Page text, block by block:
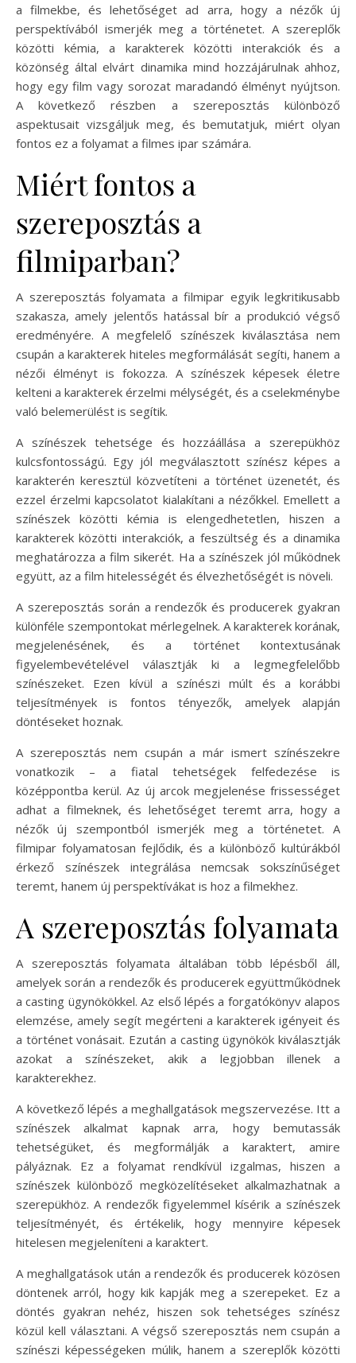
a filmekbe, és lehetőséget ad arra, hogy a nézők új
perspektívából ismerjék meg a történetet. A szereplők
közötti kémia, a karakterek közötti interakciók és a
közönség által elvárt dinamika mind hozzájárulnak ahhoz,
hogy egy film vagy sorozat maradandó élményt nyújtson.
A következő részben a szereposztás különböző
aspektusait vizsgáljuk meg, és bemutatjuk, miért olyan
fontos ez a folyamat a filmes ipar számára.
Miért fontos a
szereposztás a
filmiparban?
A szereposztás folyamata a filmipar egyik legkritikusabb
szakasza, amely jelentős hatással bír a produkció végső
eredményére. A megfelelő színészek kiválasztása nem
csupán a karakterek hiteles megformálását segíti, hanem a
nézői élményt is fokozza. A színészek képesek életre
kelteni a karakterek érzelmi mélységét, és a cselekménybe
való belemerülést is segítik.
A színészek tehetsége és hozzáállása a szerepükhöz
kulcsfontosságú. Egy jól megválasztott színész képes a
karakterén keresztül közvetíteni a történet üzenetét, és
ezzel érzelmi kapcsolatot kialakítani a nézőkkel. Emellett a
színészek közötti kémia is elengedhetetlen, hiszen a
karakterek közötti interakciók, a feszültség és a dinamika
meghatározza a film sikerét. Ha a színészek jól működnek
együtt, az a film hitelességét és élvezhetőségét is növeli.
A szereposztás során a rendezők és producerek gyakran
különféle szempontokat mérlegelnek. A karakterek korának,
megjelenésének, és a történet kontextusának
figyelembevételével választják ki a legmegfelelőbb
színészeket. Ezen kívül a színészi múlt és a korábbi
teljesítmények is fontos tényezők, amelyek alapján
döntéseket hoznak.
A szereposztás nem csupán a már ismert színészekre
vonatkozik – a fiatal tehetségek felfedezése is
középpontba kerül. Az új arcok megjelenése frissességet
adhat a filmeknek, és lehetőséget teremt arra, hogy a
nézők új szempontból ismerjék meg a történetet. A
filmipar folyamatosan fejlődik, és a különböző kultúrákból
érkező színészek integrálása nemcsak sokszínűséget
teremt, hanem új perspektívákat is hoz a filmekhez.
A szereposztás folyamata
A szereposztás folyamata általában több lépésből áll,
amelyek során a rendezők és producerek együttműködnek
a casting ügynökökkel. Az első lépés a forgatókönyv alapos
elemzése, amely segít megérteni a karakterek igényeit és
a történet vonásait. Ezután a casting ügynökök kiválasztják
azokat a színészeket, akik a legjobban illenek a
karakterekhez.
A következő lépés a meghallgatások megszervezése. Itt a
színészek alkalmat kapnak arra, hogy bemutassák
tehetségüket, és megformálják a karaktert, amire
pályáznak. Ez a folyamat rendkívül izgalmas, hiszen a
színészek különböző megközelítéseket alkalmazhatnak a
szerepükhöz. A rendezők figyelemmel kísérik a színészek
teljesítményét, és értékelik, hogy mennyire képesek
hitelesen megjeleníteni a karaktert.
A meghallgatások után a rendezők és producerek közösen
döntenek arról, hogy kik kapják meg a szerepeket. Ez a
döntés gyakran nehéz, hiszen sok tehetséges színész
közül kell választani. A végső szereposztás nem csupán a
színészi képességeken múlik, hanem a szereplők közötti